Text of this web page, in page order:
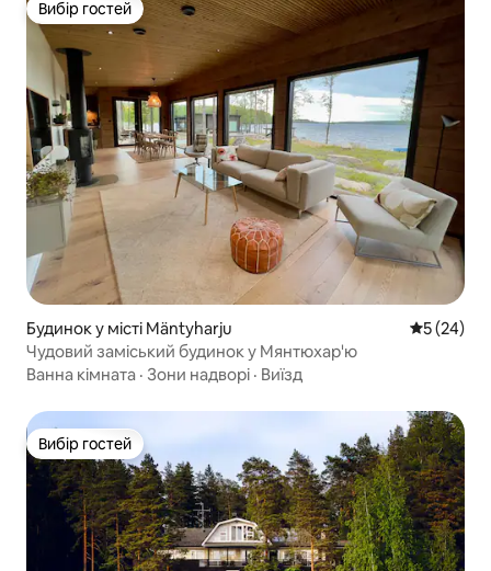
Вибір гостей
Вибір гостей
Будинок у місті Mäntyharju Середня
5 (24)
Чудовий заміський будинок у Мянтюхар'ю
Ванна кімната · Зони надворі · Виїзд
Вибір гостей
Вибір гостей